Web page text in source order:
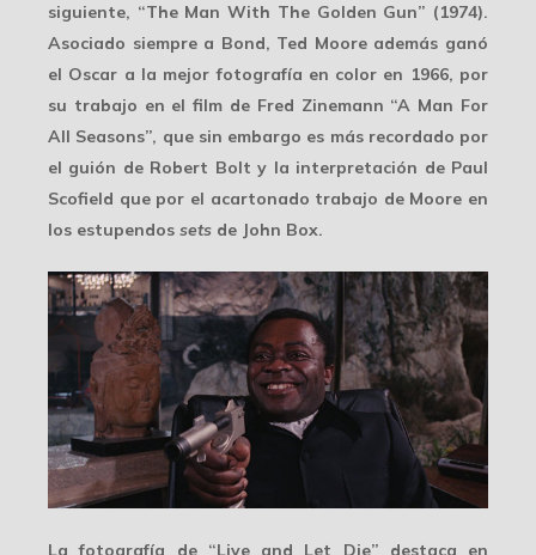
siguiente, “The Man With The Golden Gun” (1974).
Asociado siempre a Bond, Ted Moore además ganó
el Oscar a la mejor fotografía en color en 1966, por
su trabajo en el film de Fred Zinemann “A Man For
All Seasons”, que sin embargo es más recordado por
el guión de Robert Bolt y la interpretación de Paul
Scofield que por el acartonado trabajo de Moore en
los estupendos sets de John Box.
La fotografía de “Live and Let Die” destaca en